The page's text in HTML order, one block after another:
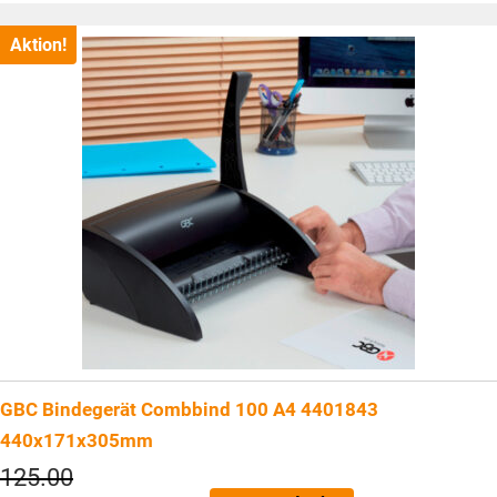
ist:
CHF28.10.
Aktion!
GBC Bindegerät Combbind 100 A4 4401843
440x171x305mm
125.00Ursprünglicher